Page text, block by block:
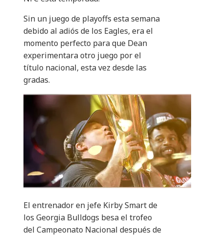
Sin un juego de playoffs esta semana
debido al adiós de los Eagles, era el
momento perfecto para que Dean
experimentara otro juego por el
título nacional, esta vez desde las
gradas.
El entrenador en jefe Kirby Smart de
los Georgia Bulldogs besa el trofeo
del Campeonato Nacional después de